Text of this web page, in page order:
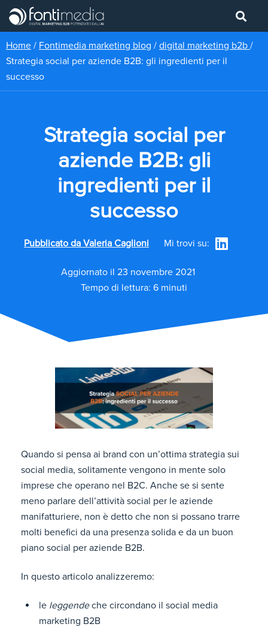
Home / Fontimedia marketing blog / digital marketing b2b /
Strategia social per aziende B2B: gli ingredienti per il
successo
Strategia social per
aziende B2B: gli
ingredienti per il
successo
Pubblicato da Valeria Caglioni Mi trovi su:
Aggiornato il 23 novembre 2021
Tempo di lettura: 6 minuti
Quando si pensa ai brand con un’ottima strategia sui
social media, solitamente vengono in mente solo
imprese che operano nel B2C. Anche se si sente
meno parlare dell’attività social per le aziende
manifatturiere, non è detto che non si possano trarre
molti benefici da una presenza solida e da un buon
piano social per aziende B2B.
In questo articolo analizzeremo:
le leggendeche circondano il social media
marketing B2B